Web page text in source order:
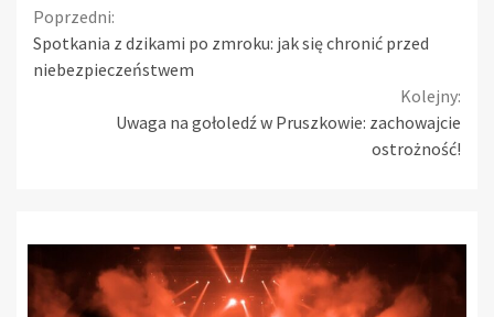
Continue
Reading
Poprzedni:
Spotkania z dzikami po zmroku: jak się chronić przed
niebezpieczeństwem
Kolejny:
Uwaga na gołoledź w Pruszkowie: zachowajcie
ostrożność!